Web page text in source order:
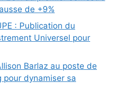
de +9%
: Publication du
Universel pour
Barlaz au poste de
pour dynamiser sa